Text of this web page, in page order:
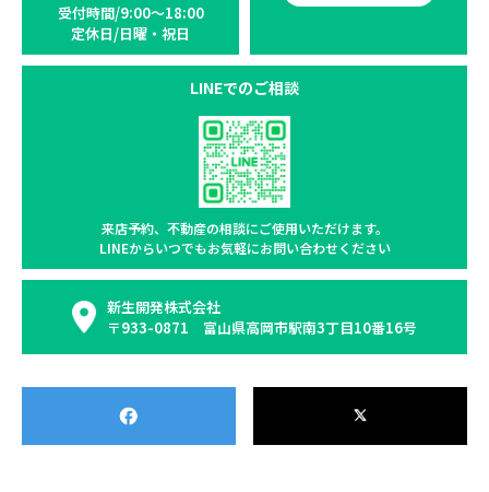
受付時間/9:00〜18:00
定休日/日曜・祝日
LINEでのご相談
来店予約、不動産の相談にご使用いただけます。
LINEからいつでもお気軽にお問い合わせください
新生開発株式会社
〒933-0871 富山県高岡市駅南3丁目10番16号